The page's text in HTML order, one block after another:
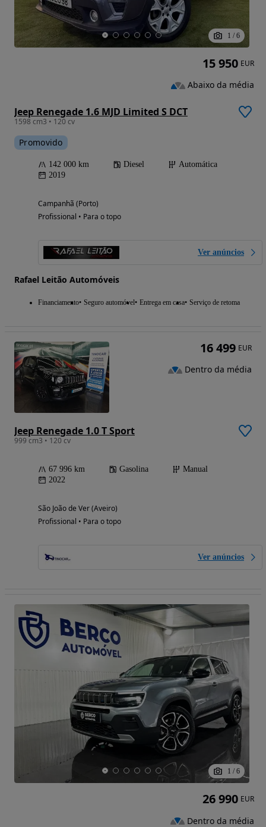
1 / 6
Jeep Renegade 1.6 MJD Limited S DCT
1598 cm3 • 120 cv
Promovido
142 000 km Diesel
Automática
2019
Campanhã (Porto)
Profissional • Para o topo
Ver anúncios
Rafael Leitão Automóveis
Financiamento Seguro automóvel Entrega em casa Serviço de retoma
15 950 EUR
Abaixo da média
Jeep Renegade 1.0 T Sport
999 cm3 • 120 cv
67 996 km Gasolina
Manual
2022
São João de Ver (Aveiro)
Profissional • Para o topo
Ver anúncios
16 499 EUR
Dentro da média
1 / 6
26 990 EUR
Dentro da média